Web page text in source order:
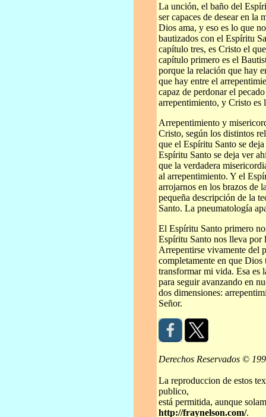
La unción, el baño del
ser capaces de desear en la
Dios ama, y eso es lo que
bautizados con el Espíritu
capítulo tres, es Cristo el
capítulo primero es el
porque la relación que hay
que hay entre el
capaz de perdonar el
arrepentimiento, y Cristo es
Arrepentimiento y
Cristo, según los distintos
que el Espíritu Santo se
Espíritu Santo se deja ver
que la verdadera
al arrepentimiento. Y el
arrojarnos en los brazos de
pequeña descripción de la
Santo. La pneumatología
El Espíritu Santo primero
Espíritu Santo nos lleva por
Arrepentirse vivamente del
completamente en que
transformar mi vida. Esa es
para seguir avanzando en
dos dimensiones:
Señor.
Derechos Reservados ©
La reproduccion de estos
publico,
está permitida, aunque
http://fraynelson.com/.